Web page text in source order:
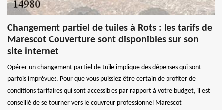
Changement partiel de tuiles à Rots : les tarifs de
Marescot Couverture sont disponibles sur son
site internet
Opérer un changement partiel de tuile implique des dépenses qui sont
parfois imprévues. Pour que vous puissiez être certain de profiter de
conditions tarifaires qui sont accessibles par rapport à votre budget, il est
conseillé de se tourner vers le couvreur professionnel Marescot